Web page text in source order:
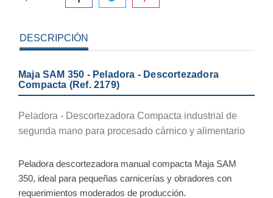
DESCRIPCIÓN
Maja SAM 350 - Peladora - Descortezadora
Compacta (Ref. 2179)
Peladora - Descortezadora Compacta industrial de
segunda mano para procesado cárnico y alimentario
Peladora descortezadora manual compacta Maja SAM
350, ideal para pequeñas carnicerías y obradores con
requerimientos moderados de producción.